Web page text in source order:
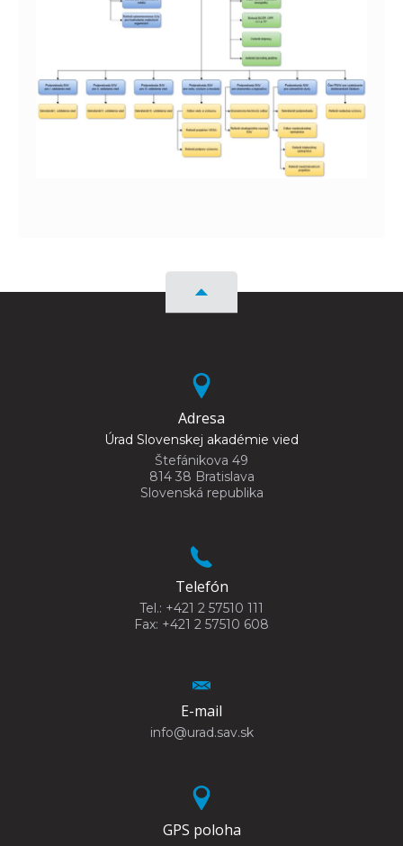
Adresa
Úrad Slovenskej akadémie vied
Štefánikova 49
814 38 Bratislava
Slovenská republika
Telefón
Tel.: +421 2 57510 111
Fax: +421 2 57510 608
E-mail
info@urad.sav.sk
GPS poloha